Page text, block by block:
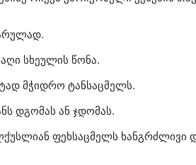
სხეულის წონა.
მჭიდრო ტანსაცმელს.
დგომას ან ჯდომას.
ფეხსაცმელს ხანგრძლივი